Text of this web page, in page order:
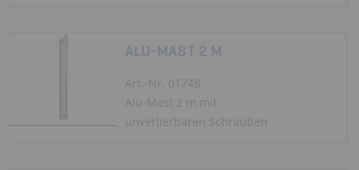
ALU-MAST 2 M
Art.-Nr. 01748
Alu-Mast 2 m mit
unverlierbaren Schrauben